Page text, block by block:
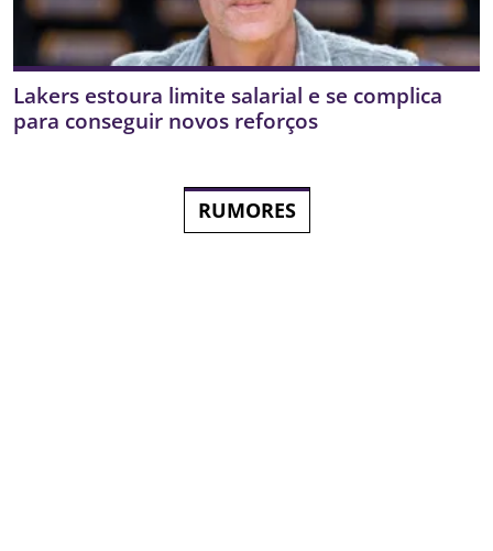
Lakers estoura limite salarial e se complica
para conseguir novos reforços
RUMORES